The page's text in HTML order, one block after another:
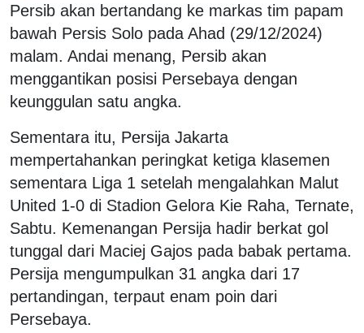
Persib akan bertandang ke markas tim papam
bawah Persis Solo pada Ahad (29/12/2024)
malam. Andai menang, Persib akan
menggantikan posisi Persebaya dengan
keunggulan satu angka.
Sementara itu, Persija Jakarta
mempertahankan peringkat ketiga klasemen
sementara Liga 1 setelah mengalahkan Malut
United 1-0 di Stadion Gelora Kie Raha, Ternate,
Sabtu. Kemenangan Persija hadir berkat gol
tunggal dari Maciej Gajos pada babak pertama.
Persija mengumpulkan 31 angka dari 17
pertandingan, terpaut enam poin dari
Persebaya.